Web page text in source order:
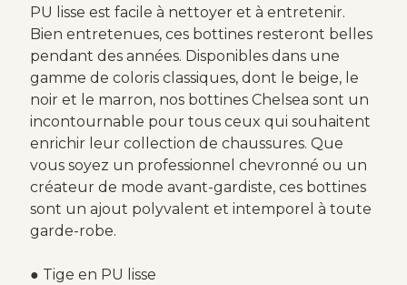
PU lisse est facile à nettoyer et à entretenir.
Bien entretenues, ces bottines resteront belles
pendant des années. Disponibles dans une
gamme de coloris classiques, dont le beige, le
noir et le marron, nos bottines Chelsea sont un
incontournable pour tous ceux qui souhaitent
enrichir leur collection de chaussures. Que
vous soyez un professionnel chevronné ou un
créateur de mode avant-gardiste, ces bottines
sont un ajout polyvalent et intemporel à toute
garde-robe.
● Tige en PU lisse